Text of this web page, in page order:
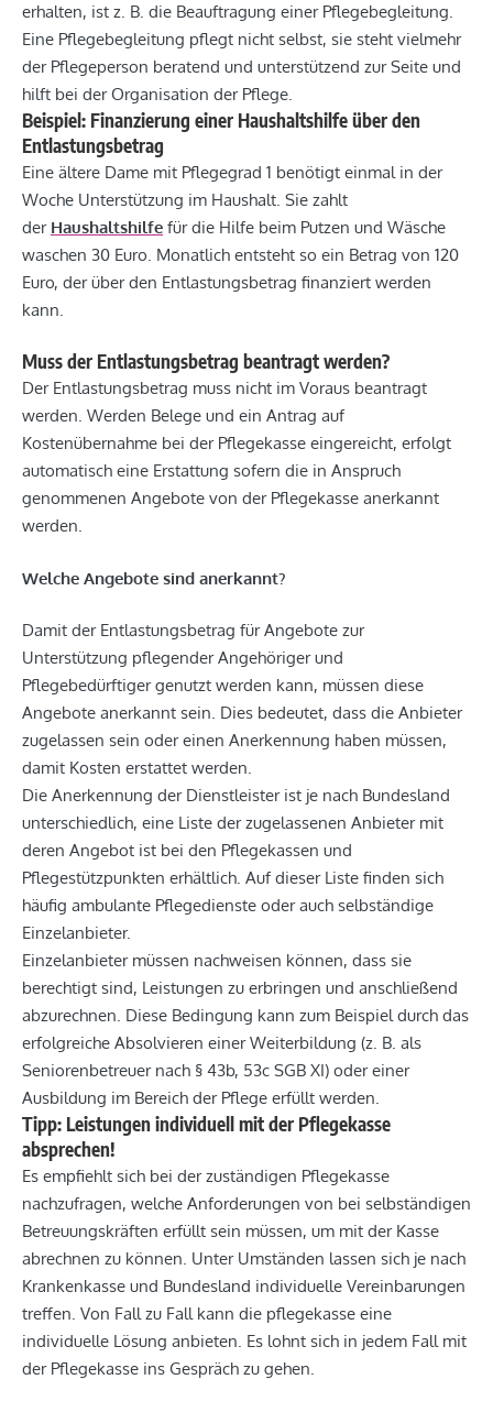
erhalten, ist z. B. die Beauftragung einer Pflegebegleitung.
Eine Pflegebegleitung pflegt nicht selbst, sie steht vielmehr
der Pflegeperson beratend und unterstützend zur Seite und
hilft bei der Organisation der Pflege.
Beispiel: Finanzierung einer Haushaltshilfe über den
Entlastungsbetrag
Eine ältere Dame mit Pflegegrad 1 benötigt einmal in der
Woche Unterstützung im Haushalt. Sie zahlt
der Haushaltshilfe für die Hilfe beim Putzen und Wäsche
waschen 30 Euro. Monatlich entsteht so ein Betrag von 120
Euro, der über den Entlastungsbetrag finanziert werden
kann.
Muss der Entlastungsbetrag beantragt werden?
Der Entlastungsbetrag muss nicht im Voraus beantragt
werden. Werden Belege und ein Antrag auf
Kostenübernahme bei der Pflegekasse eingereicht, erfolgt
automatisch eine Erstattung sofern die in Anspruch
genommenen Angebote von der Pflegekasse anerkannt
werden.
Welche Angebote sind anerkannt?
Damit der Entlastungsbetrag für Angebote zur
Unterstützung pflegender Angehöriger und
Pflegebedürftiger genutzt werden kann, müssen diese
Angebote anerkannt sein. Dies bedeutet, dass die Anbieter
zugelassen sein oder einen Anerkennung haben müssen,
damit Kosten erstattet werden.
Die Anerkennung der Dienstleister ist je nach Bundesland
unterschiedlich, eine Liste der zugelassenen Anbieter mit
deren Angebot ist bei den Pflegekassen und
Pflegestützpunkten erhältlich. Auf dieser Liste finden sich
häufig ambulante Pflegedienste oder auch selbständige
Einzelanbieter.
Einzelanbieter müssen nachweisen können, dass sie
berechtigt sind, Leistungen zu erbringen und anschließend
abzurechnen. Diese Bedingung kann zum Beispiel durch das
erfolgreiche Absolvieren einer Weiterbildung (z. B. als
Seniorenbetreuer nach § 43b, 53c SGB XI) oder einer
Ausbildung im Bereich der Pflege erfüllt werden.
Tipp: Leistungen individuell mit der Pflegekasse
absprechen!
Es empfiehlt sich bei der zuständigen Pflegekasse
nachzufragen, welche Anforderungen von bei selbständigen
Betreuungskräften erfüllt sein müssen, um mit der Kasse
abrechnen zu können. Unter Umständen lassen sich je nach
Krankenkasse und Bundesland individuelle Vereinbarungen
treffen. Von Fall zu Fall kann die pflegekasse eine
individuelle Lösung anbieten. Es lohnt sich in jedem Fall mit
der Pflegekasse ins Gespräch zu gehen.